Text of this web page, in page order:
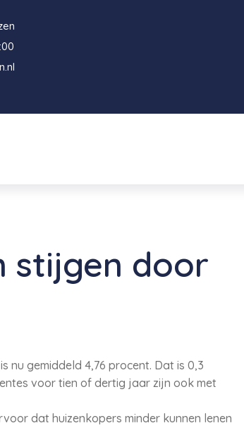
stijgen door
nu gemiddeld 4,76 procent. Dat is 0,3
voor tien of dertig jaar zijn ook met
dat huizenkopers minder kunnen lenen